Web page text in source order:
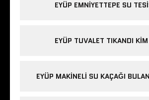
EYÜP EMNIYETTEPE SU
EYÜP TUVALET TIKANDI
EYÜP MAKINELI SU KAÇAĞI